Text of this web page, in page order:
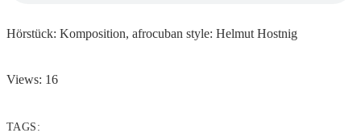
Hörstück: Komposition, afrocuban style: Helmut Hostnig
Views: 16
TAGS: